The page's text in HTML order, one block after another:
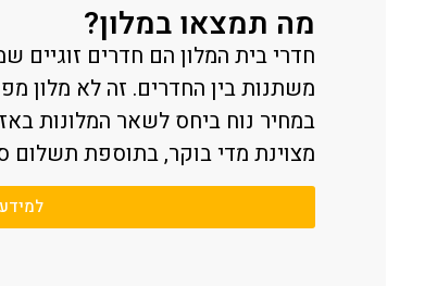
מה תמצאו במלון?
חדרי בית המלון הם חדרים זוגיים
משתנות בין החדרים. זה לא מלון
במחיר נוח ביחס לשאר המלונות
מצוינת מדי בוקר, בתוספת תשלום